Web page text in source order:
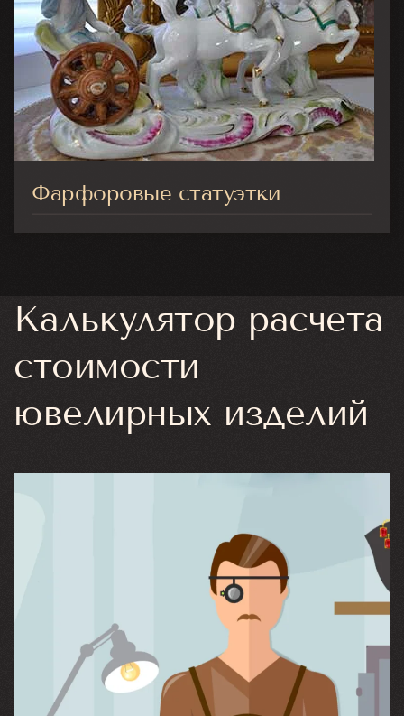
Фарфоровые статуэтки
Калькулятор расчета
стоимости
ювелирных изделий